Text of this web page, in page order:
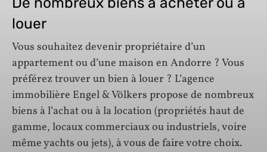
louer
Vous souhaitez devenir propriétaire d’un
appartement ou d’une maison en Andorre ? Vous
préférez trouver un bien à louer ? L’agence
immobilière Engel & Völkers propose de nombreux
biens à l’achat ou à la location (propriétés haut de
gamme, locaux commerciaux ou industriels, voire
même yachts ou jets), à vous de faire votre choix.